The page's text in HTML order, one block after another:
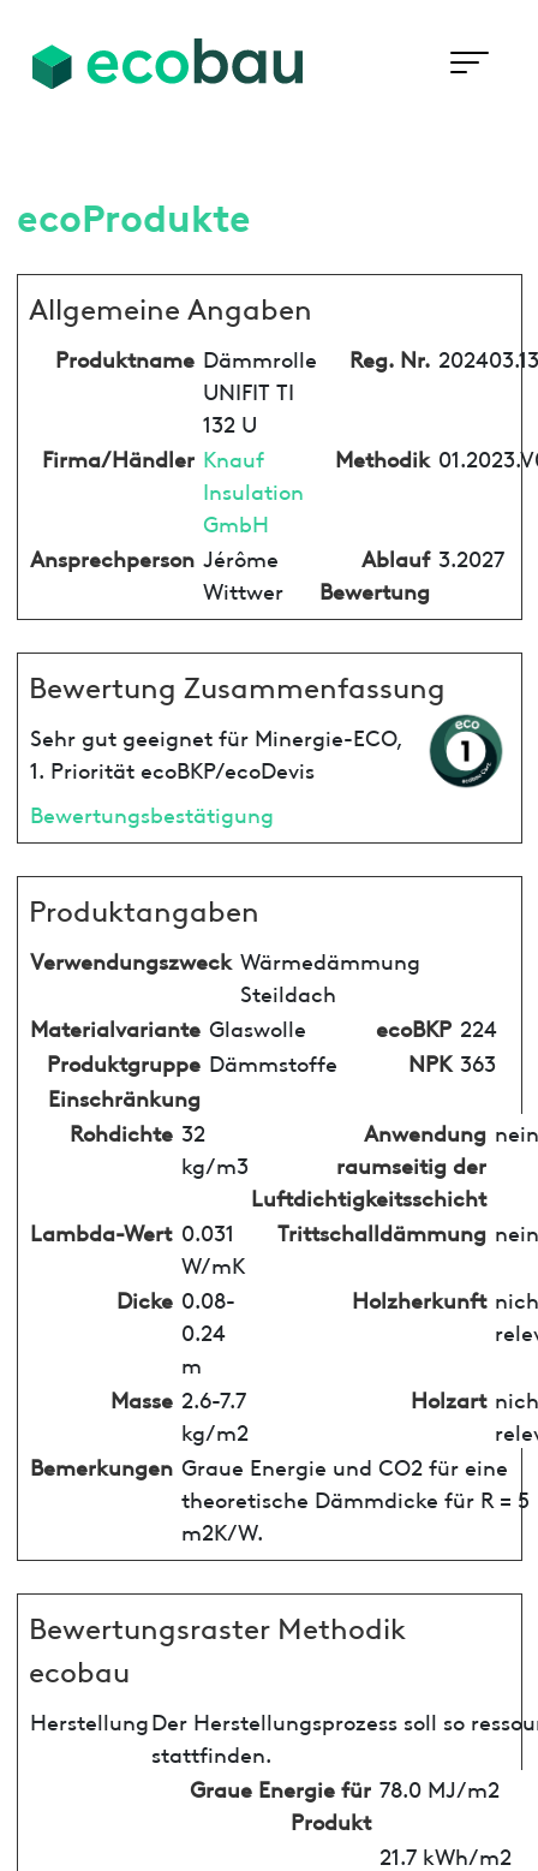
ecoProdukte
Allgemeine Angaben
Produktname Dämmrolle
UNIFIT TI
132 U
Reg. Nr.
Firma/Händler Knauf
Insulation
GmbH
Methodik
Ansprechperson Jérôme
Wittwer
Ablauf
Bewertung
3.2027
Bewertung Zusammenfassung
Sehr gut geeignet für Minergie-ECO,
1. Priorität ecoBKP/ecoDevis
Bewertungsbestätigung
Produktangaben
Verwendungszweck Wärmedämmung
Steildach
Materialvariante Glaswolle ecoBKP 224
Produktgruppe Dämmstoffe NPK 363
Einschränkung
Rohdichte 32
kg/m3
Anwendung
raumseitig der
Luftdichtigkeitsschicht
nein
Lambda-Wert 0.031
W/mK
Trittschalldämmung nein
Dicke 0.08-
0.24
m
Holzherkunft
Masse 2.6-7.7
kg/m2
Holzart
Bemerkungen Graue Energie und CO2 für eine
theoretische Dämmdicke für R = 5
m2K/W.
Bewertungsraster Methodik
ecobau
HerstellungDer Herstellungsprozess soll so
stattfinden.
Graue Energie für
Produkt
78.0 MJ/m2
21.7 kWh/m2